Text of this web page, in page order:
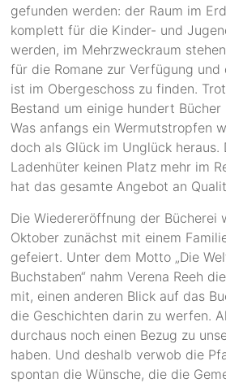
gefunden werden: der Raum im
komplett für die Kinder- und
werden, im Mehrzweckraum
für die Romane zur Verfügung
ist im Obergeschoss zu finden.
Bestand um einige hundert
Was anfangs ein Wermutstropfen
doch als Glück im Unglück heraus.
Ladenhüter keinen Platz mehr im
hat das gesamte Angebot an
Die Wiedereröffnung der Bücherei
Oktober zunächst mit einem
gefeiert. Unter dem Motto „Die
Buchstaben“ nahm Verena Reeh
mit, einen anderen Blick auf das
die Geschichten darin zu werfen.
durchaus noch einen Bezug zu
haben. Und deshalb verwob die
spontan die Wünsche, die die